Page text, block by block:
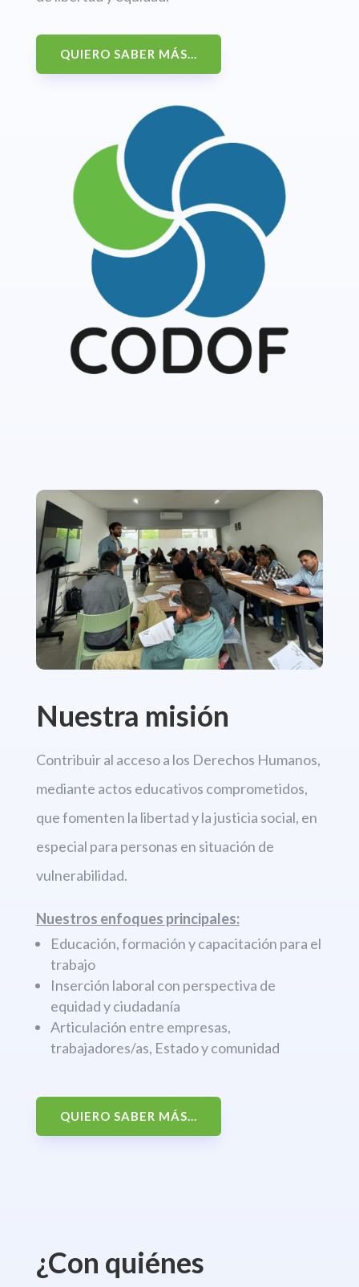
QUIERO SABER MÁS...
Nuestra misión
Contribuir al acceso a los Derechos Humanos,
mediante actos educativos comprometidos,
que fomenten la libertady la justicia social, en
especial para personas en situación de
vulnerabilidad.
Nuestros enfoques principales:
Educación, formación y capacitación para el
trabajo
Inserción laboral con perspectiva de
equidad y ciudadanía
Articulación entre empresas,
trabajadores/as, Estado y comunidad
QUIERO SABER MÁS...
¿Con quiénes